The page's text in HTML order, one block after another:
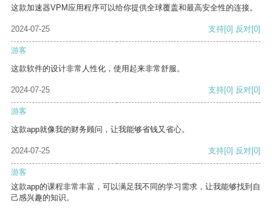
这款加速器VPM应用程序可以给你提供全球覆盖和最高安全性的连接。
2024-07-25 支持[0] 反对[0]
游客
这款软件的设计非常人性化，使用起来非常舒服。
2024-07-25 支持[0] 反对[0]
游客
这款app就像我的财务顾问，让我能够省钱又省心。
2024-07-25 支持[0] 反对[0]
游客
这款app的课程非常丰富，可以满足我不同的学习需求，让我能够找到自
己感兴趣的知识。